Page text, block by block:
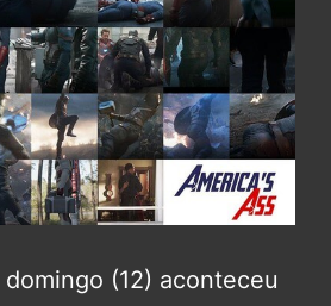
(12) aconteceu